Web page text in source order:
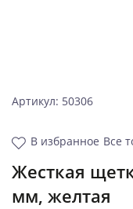
Артикул: 50306
В избранное Все
Жесткая
мм, желтая